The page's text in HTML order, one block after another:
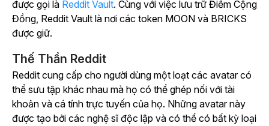
được gọi là Reddit Vault. Cùng với việc lưu trữ Điểm Cộng
Đồng, Reddit Vault là nơi các token MOON và BRICKS
được giữ.
Thế Thần Reddit
Reddit cung cấp cho người dùng một loạt các avatar có
thể sưu tập khác nhau mà họ có thể ghép nối với tài
khoản và cá tính trực tuyến của họ. Những avatar này
được tạo bởi các nghệ sĩ độc lập và có thể có bất kỳ loại